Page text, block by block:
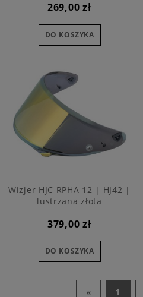
269,00 zł
DO KOSZYKA
Wizjer HJC RPHA 12 | HJ42 |
lustrzana złota
379,00 zł
DO KOSZYKA
« 1